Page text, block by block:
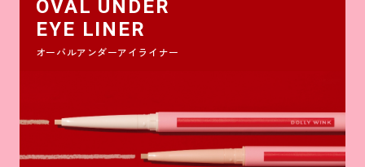
OVAL UNDER
EYE LINER
オーバルアンダーアイライナー